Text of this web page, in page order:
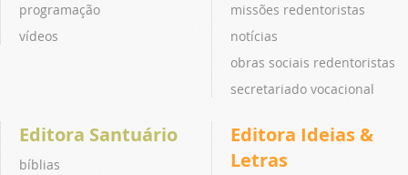
programação
vídeos
missões redentoristas
notícias
obras sociais redentoristas
secretariado vocacional
Editora Santuário
bíblias
Editora Ideias &
Letras